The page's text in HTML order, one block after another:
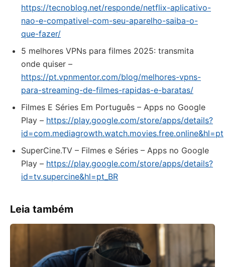
https://tecnoblog.net/responde/netflix-aplicativo-
nao-e-compativel-com-seu-aparelho-saiba-o-
que-fazer/
5 melhores VPNs para filmes 2025: transmita
onde quiser –
https://pt.vpnmentor.com/blog/melhores-vpns-
para-streaming-de-filmes-rapidas-e-baratas/
Filmes E Séries Em Português – Apps no Google
Play – https://play.google.com/store/apps/details?
id=com.mediagrowth.watch.movies.free.online&hl=pt
SuperCine.TV – Filmes e Séries – Apps no Google
Play – https://play.google.com/store/apps/details?
id=tv.supercine&hl=pt_BR
Leia também